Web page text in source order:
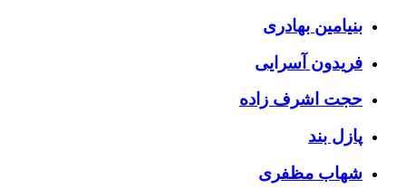
بنیامین بهادری
فریدون آسرایی
حجت اشرف زاده
پازل بند
شهاب مظفری